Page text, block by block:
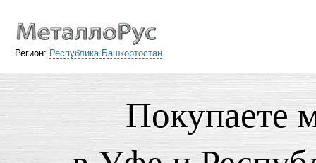
Регион: Республика Башкортостан
Покупаете